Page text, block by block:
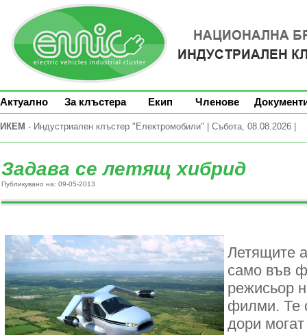
Актуално За клъстера Екип Членове
ИКЕМ - Индустриален клъстер "Електромобили" | Събота, 08.08.2026 |
Задава се летящ хибрид
Публикувано на: 09-05-2013
Летящите
само във
режисьор
филми. Те
дори